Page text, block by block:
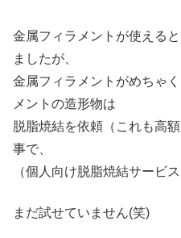
金属フィラメントが使える
ましたが、
金属フィラメントがめちゃ
メントの造形物は
脱脂焼結を依頼（これも高
事で、
（個人向け脱脂焼結サービ
まだ試せていません(笑)